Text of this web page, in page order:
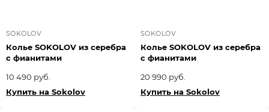
SOKOLOV
Колье SOKOLOV из серебра
с фианитами
10 490 руб.
Купить на Sokolov
SOKOLOV
Колье SOKOLOV из серебра
с фианитами
20 990 руб.
Купить на Sokolov